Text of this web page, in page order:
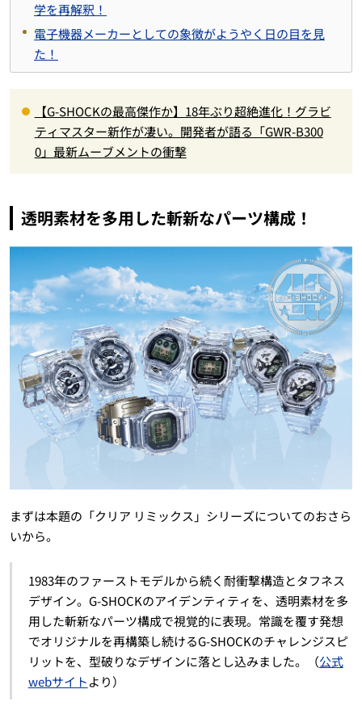
学を再解釈！
電子機器メーカーとしての象徴がようやく日の目を見
た！
【G-SHOCKの最高傑作か】18年ぶり超絶進化！グラビ
ティマスター新作が凄い。開発者が語る「GWR-B300
0」最新ムーブメントの衝撃
透明素材を多用した斬新なパーツ構成！
まずは本題の「クリア リミックス」シリーズについてのおさら
いから。
1983年のファーストモデルから続く耐衝撃構造とタフネス
デザイン。G-SHOCKのアイデンティティを、透明素材を多
用した斬新なパーツ構成で視覚的に表現。常識を覆す発想
でオリジナルを再構築し続けるG-SHOCKのチャレンジスピ
リットを、型破りなデザインに落とし込みました。（公式
webサイトより）